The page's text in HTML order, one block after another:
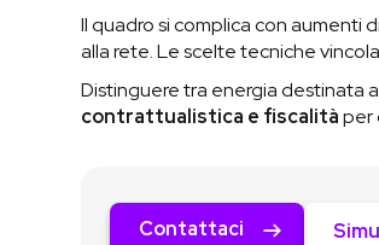
Il quadro si complica con aumenti
alla rete. Le scelte tecniche
Distinguere tra energia destinata
contrattualistica e fiscalitàper
Contattaci